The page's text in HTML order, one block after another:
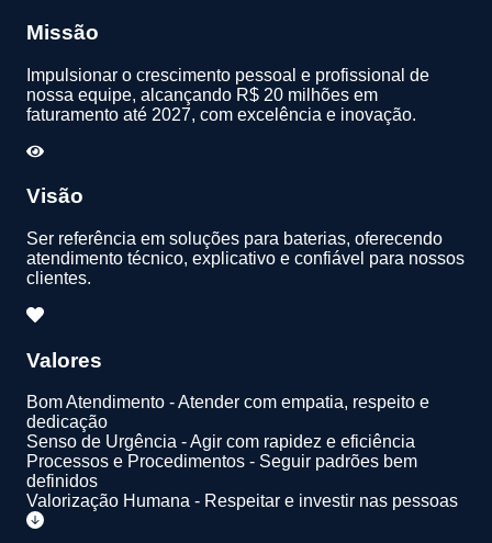
Missão
Impulsionar o crescimento pessoal e profissional de
nossa equipe, alcançando R$ 20 milhões em
faturamento até 2027, com excelência e inovação.
Visão
Ser referência em soluções para baterias, oferecendo
atendimento técnico, explicativo e confiável para nossos
clientes.
Valores
Bom Atendimento - Atender com empatia, respeito e
dedicação
Senso de Urgência - Agir com rapidez e eficiência
Processos e Procedimentos - Seguir padrões bem
definidos
Valorização Humana - Respeitar e investir nas pessoas